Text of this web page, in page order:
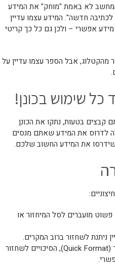
המחשב לא באמת "מוחק" את המידע
חדשה". המידע עצמו עדיין
אפשרי – ולכן גם כל כך קריטי
מהקטלוג, אבל הספר עצמו עדיין על
כל שימוש בכונן!
בטעות, נתקו את הכונן
לדרוס את המידע שאתם מנסים
שידרסו את המידע החשוב שלכם.
פשוט מועברים לסל המיחזור או
ניתנת לשחזור ברוב המקרים.
מחיקה של כל המידע בבת אחת. אם בוצע פירמוט מהיר (Quick Format), הסיכויים לשחזור